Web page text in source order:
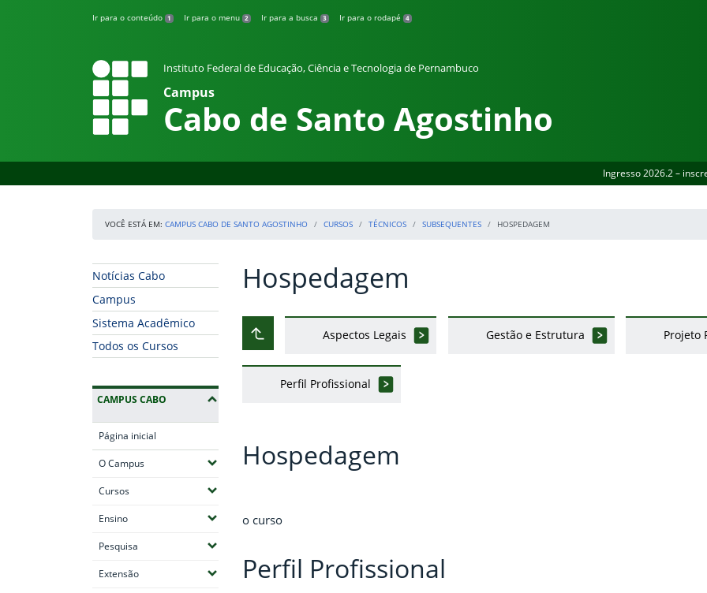
Ir para o conteúdo 1 Ir para o menu 2 Ir para a busca 3 Ir para o rodapé 4
Instituto Federal de Educação, Ciência e Tecnologia de Pernambuco
Campus
Cabo de Santo Agostinho
Ingresso 2026.2 –
VOCÊ ESTÁ EM: CAMPUS CABO DE SANTO AGOSTINHO CURSOS TÉCNICOS SUBSEQUENTES HOSPEDAGEM
Início da navegação
Notícias Cabo
Campus
Sistema Acadêmico
Todos os Cursos
CAMPUS CABO
Página inicial
O Campus(Expandir submenus)
Cursos(Expandir submenus)
Ensino(Expandir submenus)
Pesquisa (Expandir submenus)
Extensão(Expandir submenus)
Início do conteúdo
Hospedagem
Subir ao nível anterior
Aspectos Legais Gestão e Estrutura Projeto
Perfil Profissional
Hospedagem
o curso
Perfil Profissional